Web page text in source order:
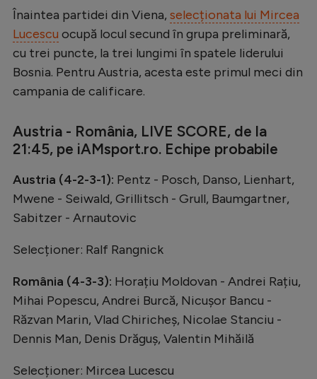
Înaintea partidei din Viena, selecționata lui Mircea
Lucescu ocupă locul secund în grupa preliminară,
cu trei puncte, la trei lungimi în spatele liderului
Bosnia. Pentru Austria, acesta este primul meci din
campania de calificare.
Austria - România, LIVE SCORE, de la
21:45, pe iAMsport.ro. Echipe probabile
Austria (4-2-3-1): Pentz - Posch, Danso, Lienhart,
Mwene - Seiwald, Grillitsch - Grull, Baumgartner,
Sabitzer - Arnautovic
Selecționer: Ralf Rangnick
România (4-3-3): Horațiu Moldovan - Andrei Rațiu,
Mihai Popescu, Andrei Burcă, Nicușor Bancu -
Răzvan Marin, Vlad Chiricheș, Nicolae Stanciu -
Dennis Man, Denis Drăguș, Valentin Mihăilă
Selecționer: Mircea Lucescu